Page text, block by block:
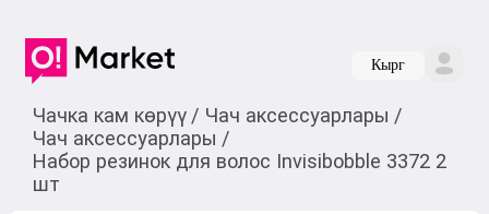
Кырг
Чачка кам көрүү / Чач аксессуарлары /
Чач аксессуарлары /
Набор резинок для волос Invisibobble 3372 2
шт